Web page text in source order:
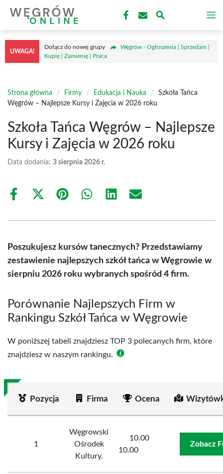
treści
UWAGA!
Dołącz do nowej grupy
Węgrów - Ogłoszenia | Sprzedam |
Kupię | Zamienię | Praca
Strona główna / Firmy / Edukacja i Nauka /
Szkoła Tańca
Węgrów – Najlepsze Kursy i Zajęcia w 2026 roku
Szkoła Tańca Węgrów – Najlepsze
Kursy i Zajęcia w 2026 roku
Data dodania: 3 sierpnia 2026 r.
Share
Share
(Twitter)
Share Share Share Share
Poszukujesz kursów tanecznych? Przedstawiamy
zestawienie najlepszych szkół tańca w Węgrowie w
sierpniu 2026 roku wybranych spośród 4 firm.
Porównanie Najlepszych Firm w
Rankingu Szkół Tańca w Węgrowie
W poniższej tabeli znajdziesz TOP 3 polecanych firm, które
znajdziesz w naszym rankingu.
Pozycja Firma Ocena
1
Węgrowski
Ośrodek
Kultury.
10.00
10.00
Zobacz